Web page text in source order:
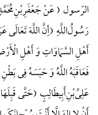
الرّسول ( عَنْ
رَسُولُ‌اللَّهِ (أِنَّ اللَّهَ
أَهْلِ السَّمَاوَاتِ وَ أَهْلِ
فَعَاقَبَهُ اللَّهُ وَ حَبَسَهُ فِی بَطْنِ
عَلِیِّ‌بْنِ‌أَبِیطَالِبٍ (حَتَّی